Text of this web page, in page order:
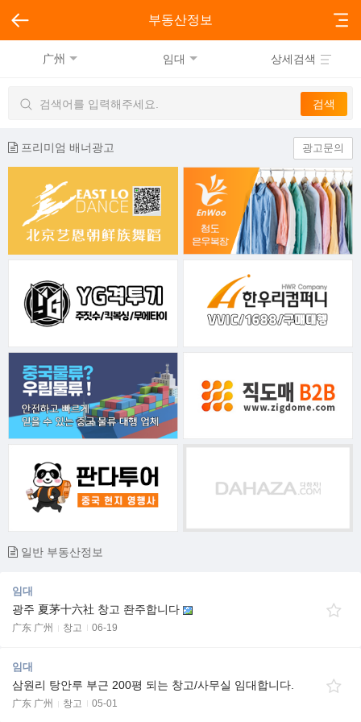
부동산정보
广州 임대 상세검색
프리미엄 배너광고 광고문의
일반 부동산정보
임대
광주 夏茅十六社 창고 좐주합니다
广东 广州 창고 06-19
임대
삼원리 탕안루 부근 200평 되는 창고/사무실 임대합니다.
广东 广州 창고 05-01